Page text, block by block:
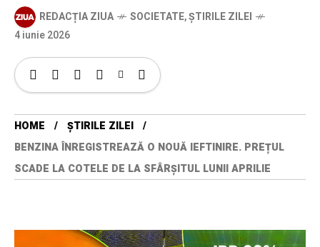
REDACȚIA ZIUA SOCIETATE,ȘTIRILE ZILEI
4 iunie 2026
HOME
ȘTIRILE ZILEI
BENZINA ÎNREGISTREAZĂ O NOUĂ IEFTINIRE. PREȚUL
SCADE LA COTELE DE LA SFÂRȘITUL LUNII APRILIE